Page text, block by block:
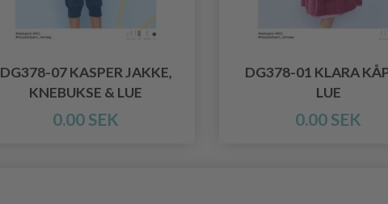
DG378-07 KASPER JAKKE,
KNEBUKSE & LUE
0.00 SEK
DG378-01 KLARA
LUE
0.00 SEK